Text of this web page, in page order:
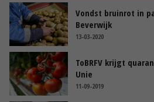
Vondst bruinrot in
Beverwijk
13-03-2020
ToBRFV krijgt
Unie
11-09-2019